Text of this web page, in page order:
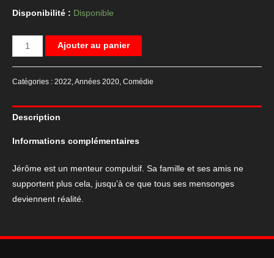
Disponibilité : Disponible
quantité
de
du
Ajouter au panier
Catégories : 2022 Années 2020 Comédie
Description
Informations complémentaires
Jérôme est un menteur compulsif. Sa famille et ses amis ne
supportent plus cela, jusqu’à ce que tous ses mensonges
deviennent réalité.